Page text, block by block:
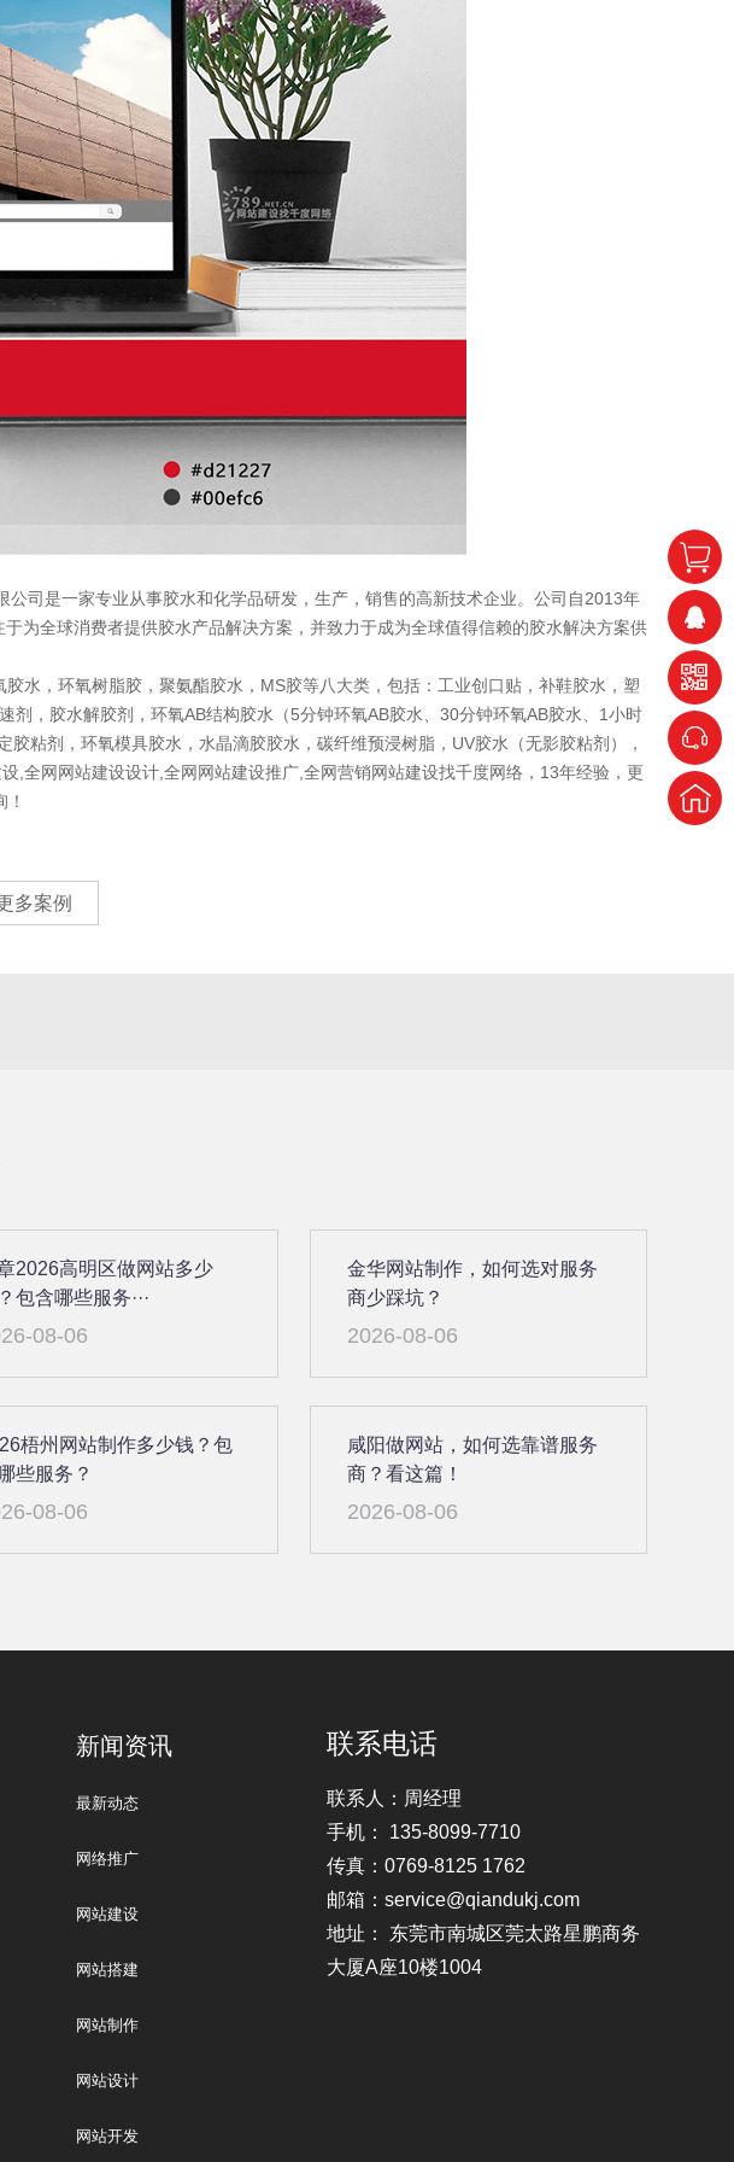
司是一家专业从事胶水和化学品研发，生产，销售的高新技术企业。公司自2013年
为全球消费者提供胶水产品解决方案，并致力于成为全球值得信赖的胶水解决方案供
，环氧树脂胶，聚氨酯胶水，MS胶等八大类，包括：工业创口贴，补鞋胶水，塑
，胶水解胶剂，环氧AB结构胶水（5分钟环氧AB胶水、30分钟环氧AB胶水、1小时
粘剂，环氧模具胶水，水晶滴胶胶水，碳纤维预浸树脂，UV胶水（无影胶粘剂），
,全网网站建设设计,全网网站建设推广,全网营销网站建设找千度网络，13年经验，更
多案例
2026高明区做网站多少
包含哪些服务···
08-06
金华网站制作，如何选对服务
商少踩坑？
2026-08-06
梧州网站制作多少钱？包
些服务？
08-06
咸阳做网站，如何选靠谱服务
商？看这篇！
2026-08-06
新闻资讯
最新动态
网络推广
网站建设
网站搭建
网站制作
网站设计
网站开发
联系电话
联系人：周经理
手机： 135-8099-7710
传真：0769-8125 1762
邮箱：service@qiandukj.com
地址： 东莞市南城区莞太路星鹏商务
大厦A座10楼1004